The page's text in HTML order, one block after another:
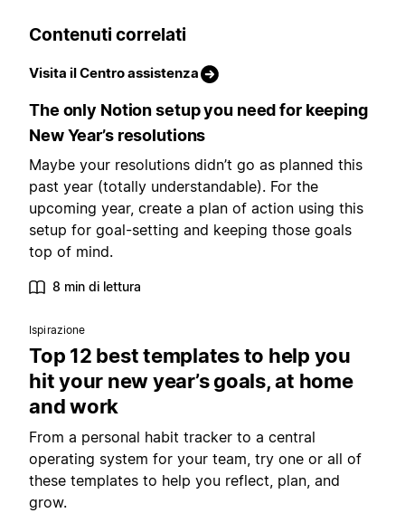
Contenuti correlati
Visita il Centro assistenza
The only Notion setup you need for keeping
New Year’s resolutions
Maybe your resolutions didn’t go as planned this
past year (totally understandable). For the
upcoming year, create a plan of action using this
setup for goal-setting and keeping those goals
top of mind.
8 min di lettura
Ispirazione
Top 12 best templates to help you
hit your new year’s goals, at home
and work
From a personal habit tracker to a central
operating system for your team, try one or all of
these templates to help you reflect, plan, and
grow.